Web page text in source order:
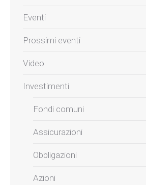
Eventi
Prossimi eventi
Video
Investimenti
Fondi comuni
Assicurazioni
Obbligazioni
Azioni